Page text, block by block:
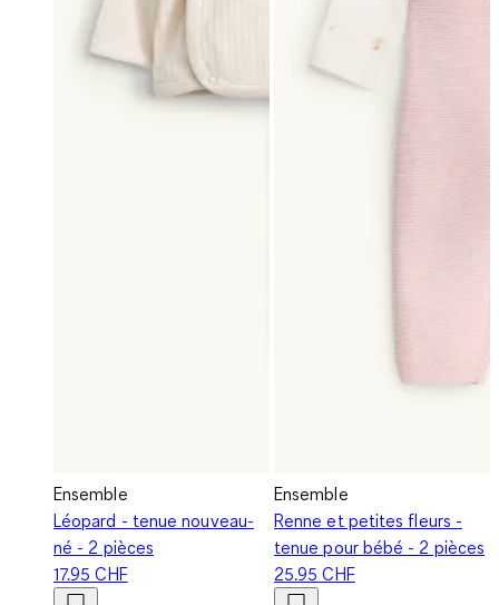
Ensemble
Léopard - tenue nouveau-
né - 2 pièces
17.95 CHF
Ensemble
Renne et petites fleurs -
tenue pour bébé - 2 pièces
25.95 CHF